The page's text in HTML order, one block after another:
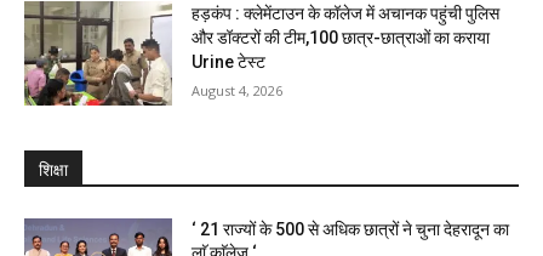
हड़कंप : क्लेमेंटाउन के कॉलेज में अचानक पहुंची पुलिस
और डॉक्टरों की टीम,100 छात्र-छात्राओं का कराया
Urine टेस्ट
August 4, 2026
शिक्षा
‘ 21 राज्यों के 500 से अधिक छात्रों ने चुना देहरादून का
लाॅ काॅलेज ‘